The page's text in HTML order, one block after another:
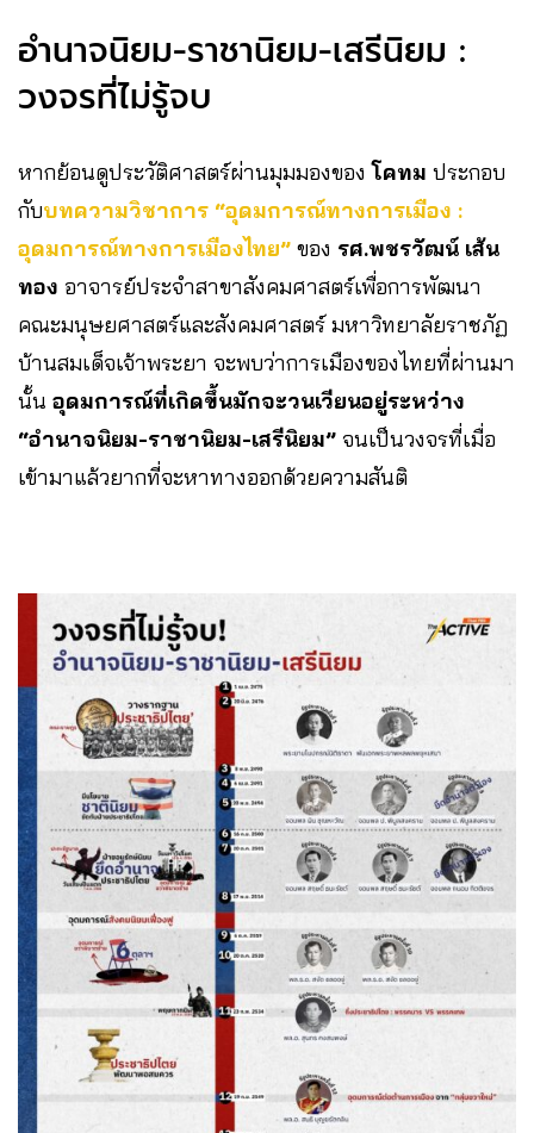
อำนาจนิยม-ราชานิยม-เสรีนิยม :
วงจรที่ไม่รู้จบ
หากย้อนดูประวัติศาสตร์ผ่านมุมมองของโคทม ประกอบ
กับบทความวิชาการ “อุดมการณ์ทางการเมือง :
อุดมการณ์ทางการเมืองไทย” ของ รศ.พชรวัฒน์ เส้น
ทอง อาจารย์ประจำสาขาสังคมศาสตร์เพื่อการพัฒนา
คณะมนุษยศาสตร์และสังคมศาสตร์ มหาวิทยาลัยราชภัฏ
บ้านสมเด็จเจ้าพระยา จะพบว่าการเมืองของไทยที่ผ่านมา
นั้น อุดมการณ์ที่เกิดขึ้นมักจะวนเวียนอยู่ระหว่าง
“อำนาจนิยม-ราชานิยม-เสรีนิยม” จนเป็นวงจรที่เมื่อ
เข้ามาแล้วยากที่จะหาทางออกด้วยความสันติ